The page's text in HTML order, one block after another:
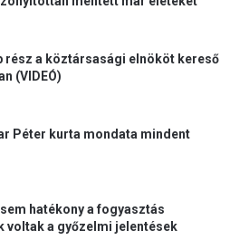
rész a köztársasági elnököt kereső
(VIDEÓ)
Péter kurta mondata mindent
hatékony a fogyasztás
voltak a győzelmi jelentések